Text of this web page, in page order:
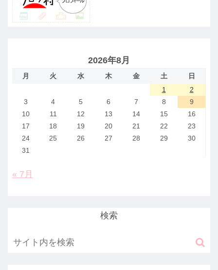
2026年8月
月 火 水 木 金 土
日
1
2
3
4 5 6 7 8
9
10
11 12 13 14 15
16
17
18 19 20 21 22
23
24
25 26 27 28 29
30
31
« 7月
検索